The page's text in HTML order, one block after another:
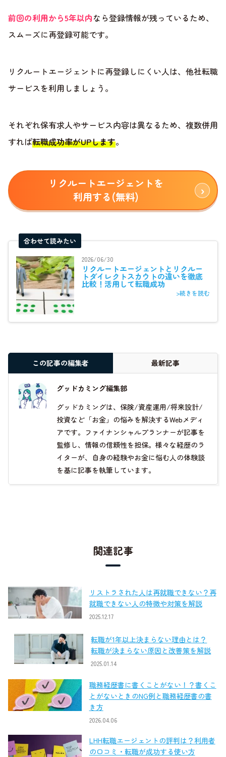
前回の利用から5年以内なら登録情報が残っているため、
スムーズに再登録可能です。
リクルートエージェントに再登録しにくい人は、他社転職
サービスを利用しましょう。
それぞれ保有求人やサービス内容は異なるため、複数併用
すれば転職成功率がUPします。
リクルートエージェントを
利用する(無料)
合わせて読みたい
2026/06/30
リクルートエージェントとリクルー
トダイレクトスカウトの違いを徹底
比較！活用して転職成功
>続きを読む
この記事の編集者 最新記事
グッドカミング編集部
グッドカミングは、保険/資産運用/将来設計/
投資など「お金」の悩みを解決するWebメディ
アです。ファイナンシャルプランナーが記事を
監修し、情報の信頼性を担保。様々な経歴のラ
イターが、自身の経験やお金に悩む人の体験談
を基に記事を執筆しています。
関連記事
リストラされた人は再就職できない？再
就職できない人の特徴や対策を解説
2025.12.17
転職が1年以上決まらない理由とは？
転職が決まらない原因と改善策を解説
2025.01.14
職務経歴書に書くことがない！？書くこ
とがないときのNG例と職務経歴書の書
き方
2026.04.06
LHH転職エージェントの評判は？利用者
の口コミ・転職が成功する使い方